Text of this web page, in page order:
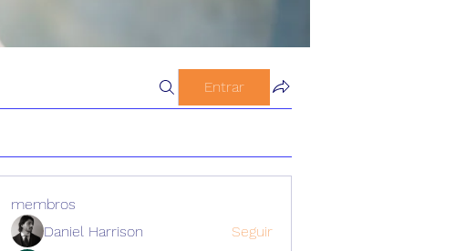
Entrar
membros
Daniel Harrison
Seguir